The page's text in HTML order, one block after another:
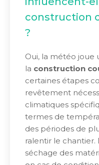
construction
?
Oui, la météo joue
la construction
certaines étapes
revêtement
climatiques
termes de
des périodes de
ralentir le
séchage des